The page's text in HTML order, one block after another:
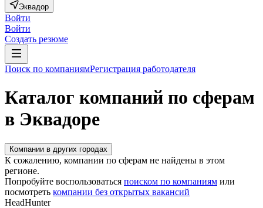
Эквадор
Войти
Войти
Создать резюме
Поиск по компаниямРегистрация работодателя
Каталог компаний по сферам
в Эквадоре
Компании в других городах
К сожалению, компании по сферам не найдены в этом
регионе.
Попробуйте воспользоваться поиском по компаниям или
посмотреть компании без открытых вакансий
HeadHunter